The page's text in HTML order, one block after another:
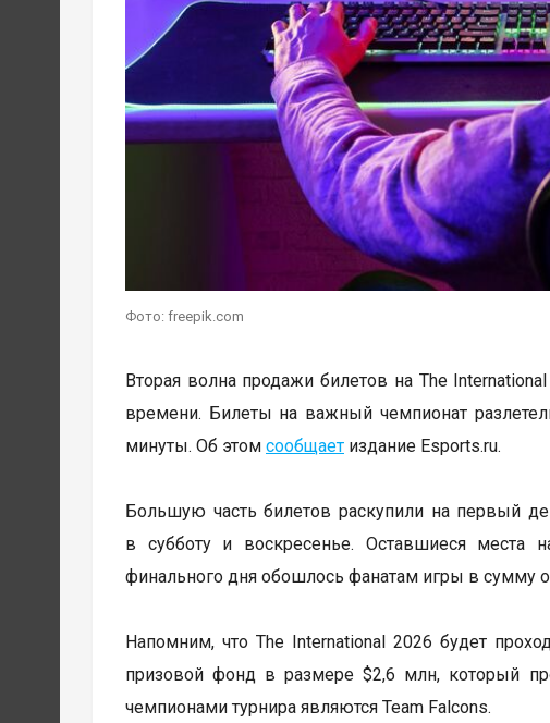
Фото: freepik.com
Вторая волна продажи билетов на The
времени. Билеты на важный чемпионат
минуты. Об этом сообщает издание Esports.ru.
Большую часть билетов раскупили на первый
в субботу и воскресенье. Оставшиеся места
финального дня обошлось фанатам игры в сумму
Напомним, что The International 2026 будет
призовой фонд в размере $2,6 млн, который
чемпионами турнира являются Team Falcons.